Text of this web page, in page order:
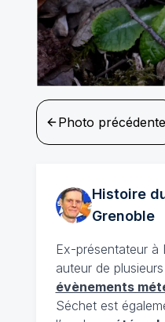
Photo précédente
Histoire
Grenoble
Ex-présentateur à
auteur de
évènements
Séchet est